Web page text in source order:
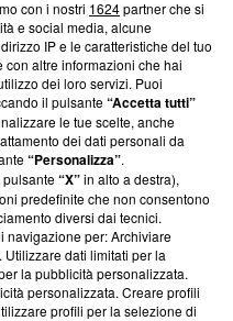
e su come ci impegniamo a
la nostra aderenza a
Blasting News non è
ha richiesto di farne
effettuato una verifica di
con i nostri 1624partner che si
e social media, alcune
IP e le caratteristiche del tuo
altre informazioni che hai
dei loro servizi. Puoi
il pulsante“Accetta tutti”
le tue scelte, anche
dei dati personali da
“Personalizza”.
“X”in alto a destra),
predefinite che non consentono
diversi dai tecnici.
navigazione per: Archiviare
dati limitati per la
la pubblicità personalizzata.
personalizzata. Creare profili
profili per la selezione di